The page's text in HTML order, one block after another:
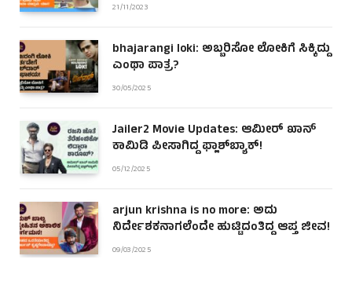
21/11/2023
bhajarangi loki: ಅಬ್ಬರಿಸೋ ಲೋಕಿಗೆ ಸಿಕ್ಕಿದ್ದು
ಎಂಥಾ ಪಾತ್ರ?
30/05/2025
Jailer2 Movie Updates: ಆಮೀರ್ ಖಾನ್
ಕಾಮಿಡಿ ಪೀಸಾಗಿದ್ದ ಫ್ಲಾಶ್‌ಬ್ಯಾಕ್!
05/12/2025
arjun krishna is no more: ಅದು
ನಿರ್ದೇಶಕನಾಗಲೆಂದೇ ಹುಟ್ಟಿದಂತಿದ್ದ ಆಪ್ತ ಜೀವ!
09/03/2025